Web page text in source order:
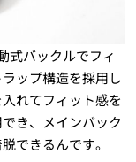
式バックルでフィ
ップ構造を採用し
れてフィット感を
き、メインバック
できるんです。